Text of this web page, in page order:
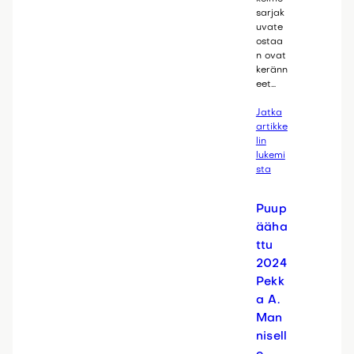
sarjak
uvate
ostaa
n ovat
keränn
eet…
Jatka
artikke
lin
lukemi
sta
Puup
ääha
ttu
2024
Pekk
a A.
Man
nisell